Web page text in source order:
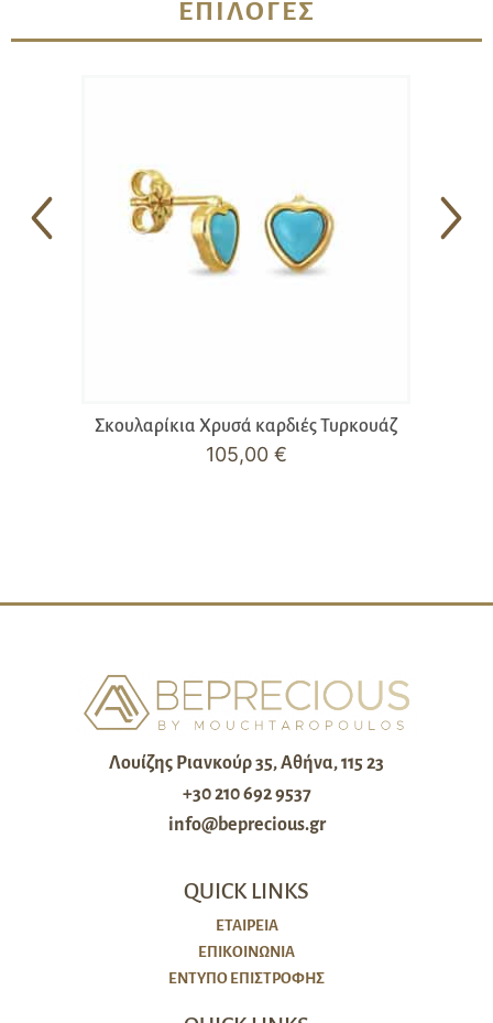
ΕΠΙΛΟΓΈΣ
Σκουλαρίκια Χρυσά καρδιές Τυρκουάζ
105,00 €
Λουίζης Ριανκούρ 35, Αθήνα, 115 23
+30 210 692 9537
info@beprecious.gr
QUICK LINKS
ΕΤΑΙΡΕΙΑ
ΕΠΙΚΟΙΝΩΝΙΑ
ΈΝΤΥΠΟ ΕΠΙΣΤΡΟΦΉΣ